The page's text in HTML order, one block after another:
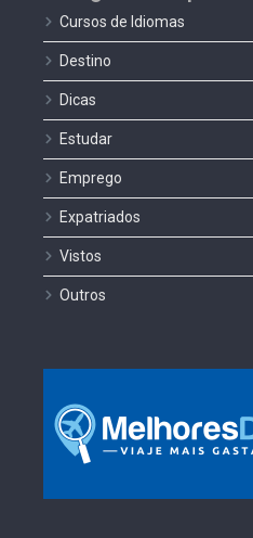
Cursos de Idiomas
Destino
Dicas
Estudar
Emprego
Expatriados
Vistos
Outros